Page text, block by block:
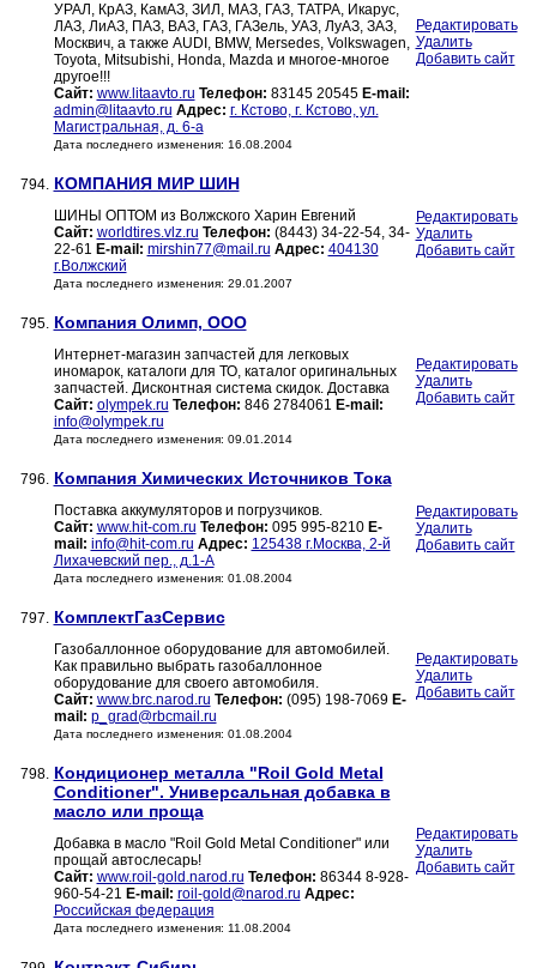
УРАЛ, КрАЗ, КамАЗ, ЗИЛ, МАЗ, ГАЗ, ТАТРА, Икарус,
ЛАЗ, ЛиАЗ, ПАЗ, ВАЗ, ГАЗ, ГАЗель, УАЗ, ЛуАЗ, ЗАЗ,
Москвич, а также AUDI, BMW, Mersedes, Volkswagen,
Toyota, Mitsubishi, Honda, Mazda и многое-многое
другое!!!
Сайт: www.litaavto.ru Телефон: 83145 20545 E-mail:
admin@litaavto.ru Адрес: г. Кстово, г. Кстово, ул.
Магистральная, д. 6-а
Дата последнего изменения: 16.08.2004
Редактировать
Удалить
Добавить сайт
794. КОМПАНИЯ МИР ШИН
ШИНЫ ОПТОМ из Волжского Харин Евгений
Сайт: worldtires.vlz.ru Телефон: (8443) 34-22-54, 34-
22-61 E-mail: mirshin77@mail.ru Адрес: 404130
г.Волжский
Дата последнего изменения: 29.01.2007
Редактировать
Удалить
Добавить сайт
795. Компания Олимп, ООО
Интернет-магазин запчастей для легковых
иномарок, каталоги для ТО, каталог оригинальных
запчастей. Дисконтная система скидок. Доставка
Сайт: olympek.ru Телефон: 846 2784061 E-mail:
info@olympek.ru
Дата последнего изменения: 09.01.2014
Редактировать
Удалить
Добавить сайт
796. Компания Химических Источников Тока
Поставка аккумуляторов и погрузчиков.
Сайт: www.hit-com.ru Телефон: 095 995-8210 E-
mail: info@hit-com.ru Адрес: 125438 г.Москва, 2-й
Лихачевский пер., д.1-А
Дата последнего изменения: 01.08.2004
Редактировать
Удалить
Добавить сайт
797. КомплектГазСервис
Газобаллонное оборудование для автомобилей.
Как правильно выбрать газобаллонное
оборудование для своего автомобиля.
Сайт: www.brc.narod.ru Телефон: (095) 198-7069 E-
mail: p_grad@rbcmail.ru
Дата последнего изменения: 01.08.2004
Редактировать
Удалить
Добавить сайт
798. Кондиционер металла "Roil Gold Metal
Conditioner". Универсальная добавка в
масло или проща
Добавка в масло "Roil Gold Metal Conditioner" или
прощай автослесарь!
Сайт: www.roil-gold.narod.ru Телефон: 86344 8-928-
960-54-21 E-mail: roil-gold@narod.ru Адрес:
Российская федерация
Дата последнего изменения: 11.08.2004
Редактировать
Удалить
Добавить сайт